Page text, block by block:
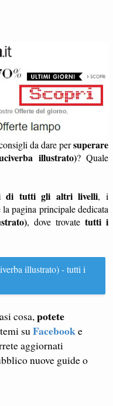
da dare persuperare
illustrato)? Quale
di tutti gli altri livelli, i
pagina principale dedicata
, dove trovate tutti i
illustrato) - tutti i
cosa,potete
suFacebooke
aggiornati
nuove guide o